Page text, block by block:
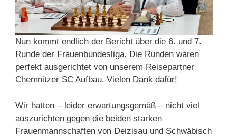
Nun kommt endlich der Bericht über die 6. und 7.
Runde der Frauenbundesliga. Die Runden waren
perfekt ausgerichtet von unserem Reisepartner
Chemnitzer SC Aufbau. Vielen Dank dafür!
Wir hatten – leider erwartungsgemäß – nicht viel
auszurichten gegen die beiden starken
Frauenmannschaften von Deizisau und Schwäbisch